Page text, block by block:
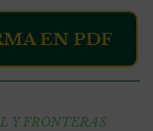
EN PDF
Y FRONTERAS